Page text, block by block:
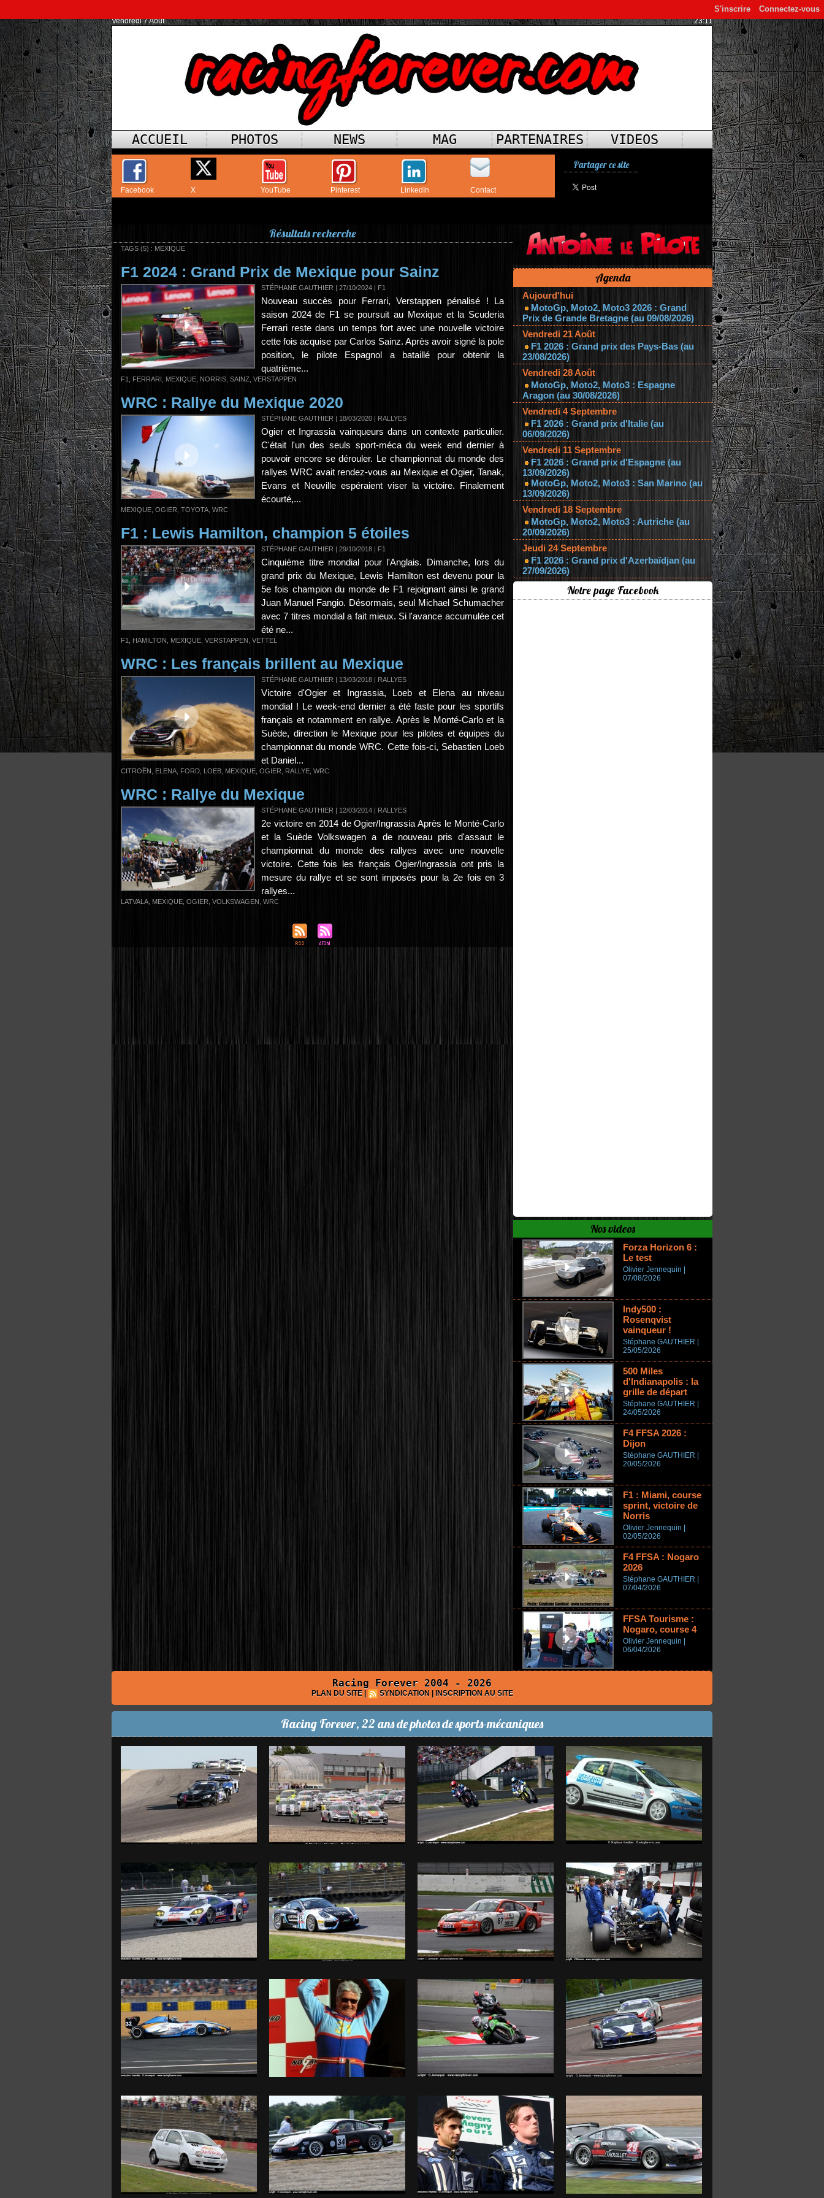
Connectez-vous
S'inscrire
Vendredi 7 Août 23:11
ACCUEIL PHOTOS NEWS MAG PARTENAIRES VIDEOS
Facebook X YouTube Pinterest LinkedIn Contact
Partager ce site
Résultats recherche
TAGS (5) : MEXIQUE
F1 2024 : Grand Prix de Mexique pour Sainz
STÉPHANE GAUTHIER | 27/10/2024 | F1
Nouveau succès pour Ferrari, Verstappen pénalisé ! La
saison 2024 de F1 se poursuit au Mexique et la Scuderia
Ferrari reste dans un temps fort avec une nouvelle victoire
cette fois acquise par Carlos Sainz. Après avoir signé la pole
position, le pilote Espagnol a bataillé pour obtenir la
quatrième...
F1 FERRARI MEXIQUE NORRIS SAINZ VERSTAPPEN
WRC : Rallye du Mexique 2020
STÉPHANE GAUTHIER | 18/03/2020 | RALLYES
Ogier et Ingrassia vainqueurs dans un contexte particulier.
C'était l'un des seuls sport-méca du week end dernier à
pouvoir encore se dérouler. Le championnat du monde des
rallyes WRC avait rendez-vous au Mexique et Ogier, Tanak,
Evans et Neuville espéraient viser la victoire. Finalement
écourté,...
MEXIQUE OGIER TOYOTA WRC
F1 : Lewis Hamilton, champion 5 étoiles
STÉPHANE GAUTHIER | 29/10/2018 | F1
Cinquième titre mondial pour l'Anglais. Dimanche, lors du
grand prix du Mexique, Lewis Hamilton est devenu pour la
5e fois champion du monde de F1 rejoignant ainsi le grand
Juan Manuel Fangio. Désormais, seul Michael Schumacher
avec 7 titres mondial a fait mieux. Si l'avance accumulée cet
été ne...
F1 HAMILTON MEXIQUE VERSTAPPEN VETTEL
WRC : Les français brillent au Mexique
STÉPHANE GAUTHIER | 13/03/2018 | RALLYES
Victoire d'Ogier et Ingrassia, Loeb et Elena au niveau
mondial ! Le week-end dernier a été faste pour les sportifs
français et notamment en rallye. Après le Monté-Carlo et la
Suède, direction le Mexique pour les pilotes et équipes du
championnat du monde WRC. Cette fois-ci, Sebastien Loeb
et Daniel...
CITROËN ELENA FORD LOEB MEXIQUE OGIER RALLYE WRC
WRC : Rallye du Mexique
STÉPHANE GAUTHIER | 12/03/2014 | RALLYES
2e victoire en 2014 de Ogier/Ingrassia Après le Monté-Carlo
et la Suède Volkswagen a de nouveau pris d'assaut le
championnat du monde des rallyes avec une nouvelle
victoire. Cette fois les français Ogier/Ingrassia ont pris la
mesure du rallye et se sont imposés pour la 2e fois en 3
rallyes...
LATVALA MEXIQUE OGIER VOLKSWAGEN WRC
Agenda
Aujourd'hui
MotoGp, Moto2, Moto3 2026 : Grand
Prix de Grande Bretagne (au 09/08/2026)
Vendredi 21 Août
F1 2026 : Grand prix des Pays-Bas (au
23/08/2026)
Vendredi 28 Août
MotoGp, Moto2, Moto3 : Espagne
Aragon (au 30/08/2026)
Vendredi 4 Septembre
F1 2026 : Grand prix d'Italie (au
06/09/2026)
Vendredi 11 Septembre
F1 2026 : Grand prix d'Espagne (au
13/09/2026)
MotoGp, Moto2, Moto3 : San Marino (au
13/09/2026)
Vendredi 18 Septembre
MotoGp, Moto2, Moto3 : Autriche (au
20/09/2026)
Jeudi 24 Septembre
F1 2026 : Grand prix d'Azerbaïdjan (au
27/09/2026)
Notre page Facebook
Nos videos
Forza Horizon 6 :
Le test
Olivier Jennequin |
07/08/2026
Indy500 :
Rosenqvist
vainqueur !
Stéphane GAUTHIER |
25/05/2026
500 Miles
d'Indianapolis : la
grille de départ
Stéphane GAUTHIER |
24/05/2026
F4 FFSA 2026 :
Dijon
Stéphane GAUTHIER |
20/05/2026
F1 : Miami, course
sprint, victoire de
Norris
Olivier Jennequin |
02/05/2026
F4 FFSA : Nogaro
2026
Stéphane GAUTHIER |
07/04/2026
FFSA Tourisme :
Nogaro, course 4
Olivier Jennequin |
06/04/2026
Racing Forever 2004 - 2026
PLAN DU SITE | SYNDICATION | INSCRIPTION AU SITE
Racing Forever, 22 ans de photos de sports-mécaniques